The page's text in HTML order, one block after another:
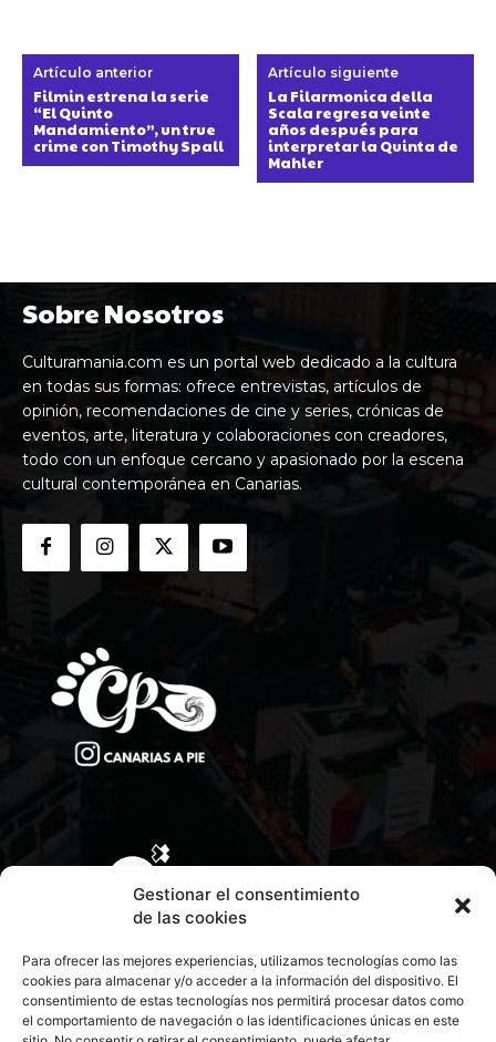
Gestionar el consentimiento
de las cookies
Para ofrecer las mejores experiencias, utilizamos tecnologías como las
cookies para almacenar y/o acceder a la información del dispositivo. El
consentimiento de estas tecnologías nos permitirá procesar datos como
el comportamiento de navegación o las identificaciones únicas en este
Artículo anterior
Filmin estrena la serie
“El Quinto
Mandamiento”, un true
crime con Timothy Spall
Artículo siguiente
La Filarmonica della
Scala regresa veinte
años después para
interpretar la Quinta de
Mahler
Sobre Nosotros
Culturamania.com es un portal web dedicado a la cultura
en todas sus formas: ofrece entrevistas, artículos de
opinión, recomendaciones de cine y series, crónicas de
eventos, arte, literatura y colaboraciones con creadores,
todo con un enfoque cercano y apasionado por la escena
cultural contemporánea en Canarias.